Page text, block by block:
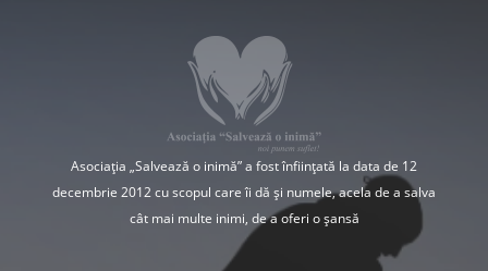
Asociația „Salvează o inimă” a fost înființată la data de 12
decembrie 2012 cu scopul care îi dă și numele, acela de a salva
cât mai multe inimi, de a oferi o șansă